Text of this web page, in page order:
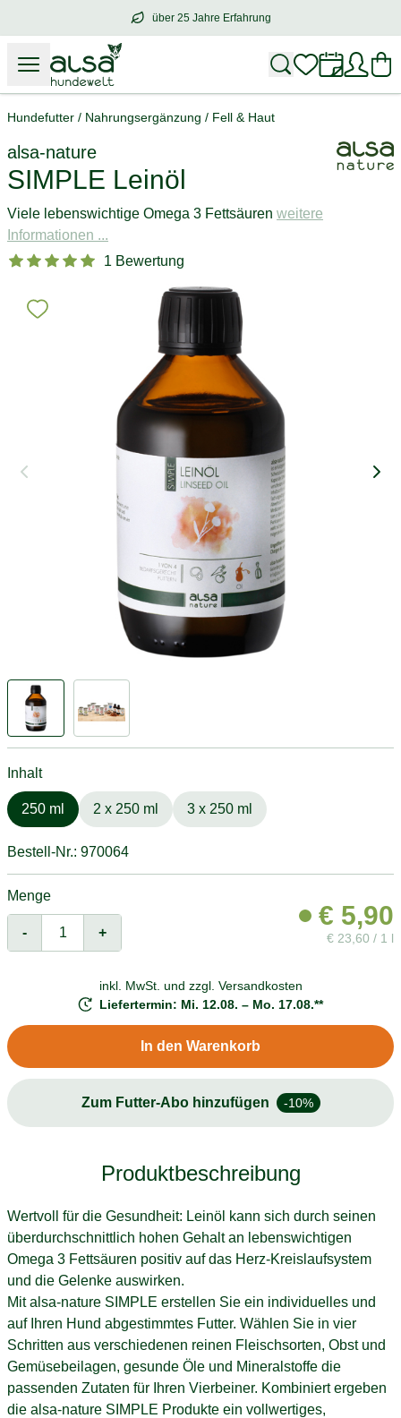
über 25 Jahre Erfahrung
über25 Jahre Erfahrung
Hundefutter / Nahrungsergänzung / Fell & Haut
alsa-nature
SIMPLE Leinöl
Viele lebenswichtige Omega 3 Fettsäuren weitere
Informationen ...
1 Bewertung
Inhalt
250 ml 2 x 250 ml 3 x 250 ml
Bestell-Nr.: 970064
Menge
- +
€ 5,90
€ 23,60 / 1 l
inkl. MwSt. und zzgl. Versandkosten
Liefertermin: Mi. 12.08. – Mo. 17.08.**
In den Warenkorb
Zum Futter-Abo hinzufügen -10%
Produktbeschreibung
Wertvoll für die Gesundheit: Leinöl kann sich durch seinen
überdurchschnittlich hohen Gehalt an lebenswichtigen
Omega 3 Fettsäuren positiv auf das Herz-Kreislaufsystem
und die Gelenke auswirken.
Mit alsa-nature SIMPLE erstellen Sie ein individuelles und
auf Ihren Hund abgestimmtes Futter. Wählen Sie in vier
Schritten aus verschiedenen reinen Fleischsorten, Obst und
Gemüsebeilagen, gesunde Öle und Mineralstoffe die
passenden Zutaten für Ihren Vierbeiner. Kombiniert ergeben
die alsa-nature SIMPLE Produkte ein vollwertiges,